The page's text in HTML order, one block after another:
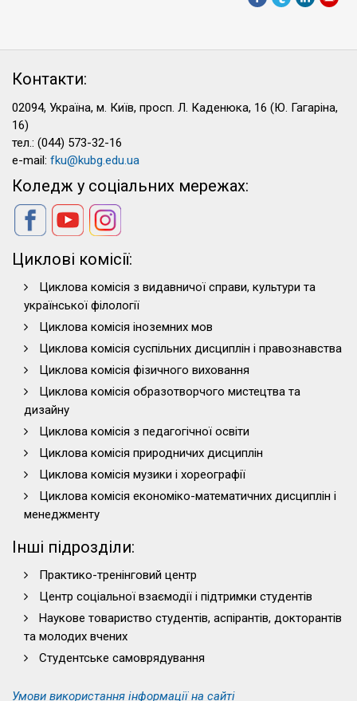
Контакти:
02094, Україна, м. Київ, просп. Л. Каденюка, 16 (Ю. Гагаріна,
16)
тел.: (044) 573-32-16
e-mail: fku@kubg.edu.ua
Коледж у соціальних мережах:
Циклові комісії:
Циклова комісія з видавничої справи, культури та
української філології
Циклова комісія іноземних мов
Циклова комісія суспільних дисциплін і правознавства
Циклова комісія фізичного виховання
Циклова комісія образотворчого мистецтва та
дизайну
Циклова комісія з педагогічної освіти
Циклова комісія природничих дисциплін
Циклова комісія музики і хореографії
Циклова комісія економіко-математичних дисциплін і
менеджменту
Інші підрозділи:
Практико-тренінговий центр
Центр соціальної взаємодії і підтримки студентів
Наукове товариство студентів, аспірантів, докторантів
та молодих вчених
Студентське самоврядування
Умови використання інформації на сайті